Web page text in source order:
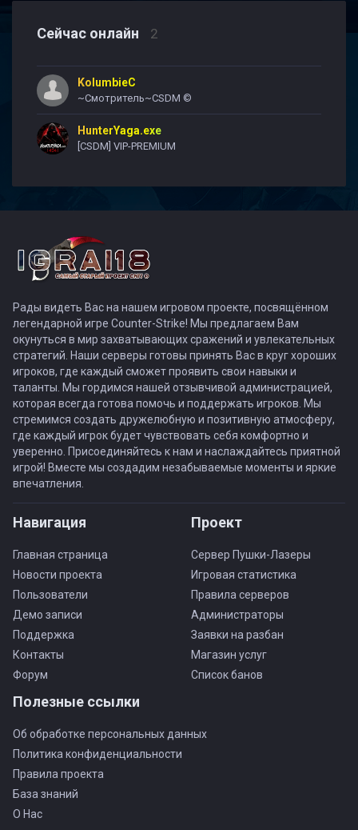
Сейчас онлайн 2
KolumbieC
~Смотритель~CSDM ©
HunterYaga.exe
[CSDM] VIP-PREMIUM
Рады видеть Вас на нашем игровом проекте, посвящённом
легендарной игре Counter-Strike! Мы предлагаем Вам
окунуться в мир захватывающих сражений и увлекательных
стратегий. Наши серверы готовы принять Вас в круг хороших
игроков, где каждый сможет проявить свои навыки и
таланты. Мы гордимся нашей отзывчивой администрацией,
которая всегда готова помочь и поддержать игроков. Мы
стремимся создать дружелюбную и позитивную атмосферу,
где каждый игрок будет чувствовать себя комфортно и
уверенно. Присоединяйтесь к нам и наслаждайтесь приятной
игрой! Вместе мы создадим незабываемые моменты и яркие
впечатления.
Навигация
Главная страница
Новости проекта
Пользователи
Демо записи
Поддержка
Контакты
Форум
Проект
Сервер Пушки-Лазеры
Игровая статистика
Правила серверов
Администраторы
Заявки на разбан
Магазин услуг
Список банов
Полезные ссылки
Об обработке персональных данных
Политика конфиденциальности
Правила проекта
База знаний
О Нас